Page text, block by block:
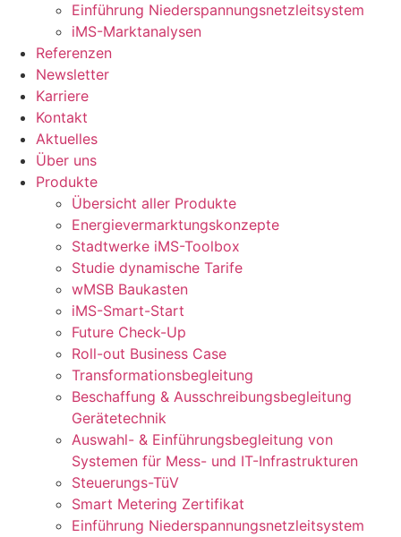
Einführung Niederspannungsnetzleitsystem
iMS-Marktanalysen
Referenzen
Newsletter
Karriere
Kontakt
Aktuelles
Über uns
Produkte
Übersicht aller Produkte
Energievermarktungskonzepte
Stadtwerke iMS-Toolbox
Studie dynamische Tarife
wMSB Baukasten
iMS-Smart-Start
Future Check-Up
Roll-out Business Case
Transformationsbegleitung
Beschaffung & Ausschreibungsbegleitung
Gerätetechnik
Auswahl- & Einführungsbegleitung von
Systemen für Mess- und IT-Infrastrukturen
Steuerungs-TüV
Smart Metering Zertifikat
Einführung Niederspannungsnetzleitsystem
Modus